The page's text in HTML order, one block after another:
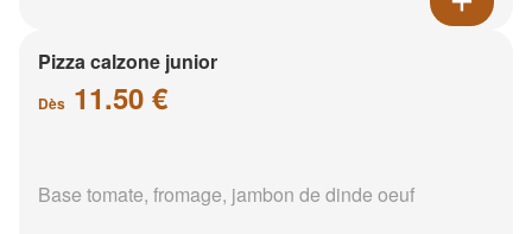
Pizza calzone junior
Dès 11.50 €
Base tomate, fromage, jambon de dinde oeuf